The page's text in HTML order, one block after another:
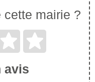
cette mairie ?
avis